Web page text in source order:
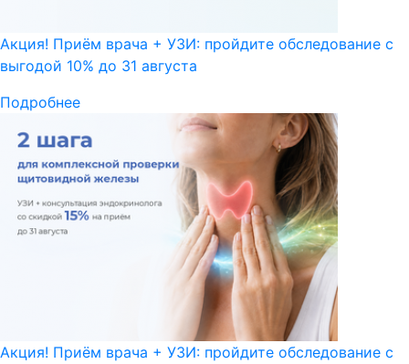
Акция! Приём врача + УЗИ: пройдите обследование с
выгодой 10% до 31 августа
Подробнее
Акция! Приём врача + УЗИ: пройдите обследование с